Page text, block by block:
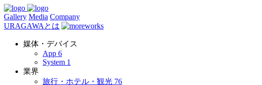
Gallery Media Company
URAGAWAとは
媒体・デバイス
App 6
System 1
業界
旅行・ホテル・観光 76